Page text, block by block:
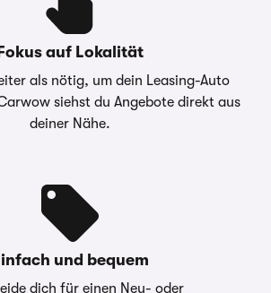
Fokus auf Lokalität
als nötig, um dein Leasing-Auto
siehst du Angebote direkt aus
deiner Nähe.
und bequem
dich für einen Neu- oder